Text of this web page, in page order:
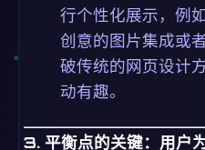
行个性化展示，例
创意的图片集成或
破传统的网页设计
动有趣。
3. 平衡点的关键：用户